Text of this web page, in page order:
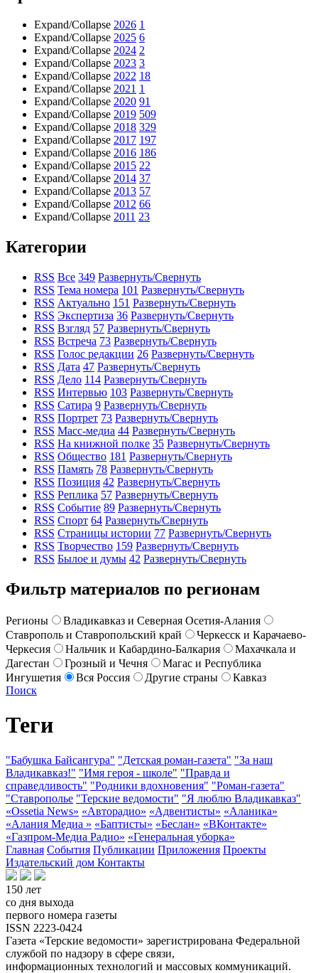
Expand/Collapse 2026 1
Expand/Collapse 2025 6
Expand/Collapse 2024 2
Expand/Collapse 2023 3
Expand/Collapse 2022 18
Expand/Collapse 2021 1
Expand/Collapse 2020 91
Expand/Collapse 2019 509
Expand/Collapse 2018 329
Expand/Collapse 2017 197
Expand/Collapse 2016 186
Expand/Collapse 2015 22
Expand/Collapse 2014 37
Expand/Collapse 2013 57
Expand/Collapse 2012 66
Expand/Collapse 2011 23
Категории
RSS Все 349 Развернуть/Свернуть
RSS Тема номера 101 Развернуть/Свернуть
RSS Актуально 151 Развернуть/Свернуть
RSS Экспертиза 36 Развернуть/Свернуть
RSS Взгляд 57 Развернуть/Свернуть
RSS Встреча 73 Развернуть/Свернуть
RSS Голос редакции 26 Развернуть/Свернуть
RSS Дата 47 Развернуть/Свернуть
RSS Дело 114 Развернуть/Свернуть
RSS Интервью 103 Развернуть/Свернуть
RSS Сатира 9 Развернуть/Свернуть
RSS Портрет 73 Развернуть/Свернуть
RSS Масс-медиа 44 Развернуть/Свернуть
RSS На книжной полке 35 Развернуть/Свернуть
RSS Общество 181 Развернуть/Свернуть
RSS Память 78 Развернуть/Свернуть
RSS Позиция 42 Развернуть/Свернуть
RSS Реплика 57 Развернуть/Свернуть
RSS Событие 89 Развернуть/Свернуть
RSS Спорт 64 Развернуть/Свернуть
RSS Страницы истории 77 Развернуть/Свернуть
RSS Творчество 159 Развернуть/Свернуть
RSS Былое и думы 42 Развернуть/Свернуть
Фильтр материалов по регионам
Регионы
Владикавказ и Северная Осетия-Алания
Ставрополь и Ставропольский край
Черкесск и Карачаево-
Черкесия
Нальчик и Кабардино-Балкария
Махачкала и
Дагестан
Грозный и Чечня
Магас и Республика
Ингушетия
Вся Россия Другие страны
Кавказ
Поиск
Теги
"Бабушка Байсангура" "Детская роман-газета" "За наш
Владикавказ!" "Имя героя - школе" "Правда и
справедливость" "Родники вдохновения" "Роман-газета"
"Ставрополье "Терские ведомости" "Я люблю Владикавказ"
«Ossetia News» «Авторадио» «Адвентисты» «Аланика»
«Алания Медиа » «Баптисты» «Беслан» «ВКонтакте»
«Газпром-Медиа Радио» «Генеральная уборка»
Главная События Публикации Приложения Проекты
Издательский дом Контакты
150 лет
со дня выхода
первого номера газеты
ISSN 2223-0424
Газета «Терские ведомости» зарегистрирована Федеральной
службой по надзору в сфере связи,
информационных технологий и массовых коммуникаций.